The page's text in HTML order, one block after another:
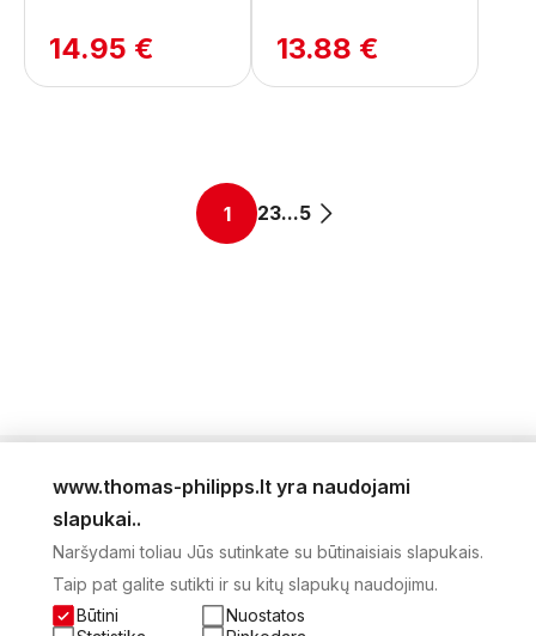
14.95 € 13.88 €
1 23...5
NAUJIENLAIŠKIS
APIE MUS
KONTAKTAI
www.thomas-philipps.lt yra naudojami
slapukai..
Naršydami toliau Jūs sutinkate su būtinaisiais slapukais.
Taip pat galite sutikti ir su kitų slapukų naudojimu.
Būtini
Nuostatos